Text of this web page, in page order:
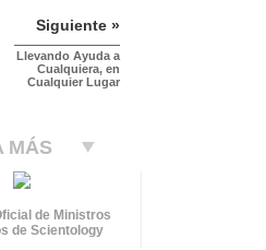
Siguiente »
Llevando Ayuda a
Cualquiera, en
Cualquier Lugar
MÁS
de Ministros
de Scientology